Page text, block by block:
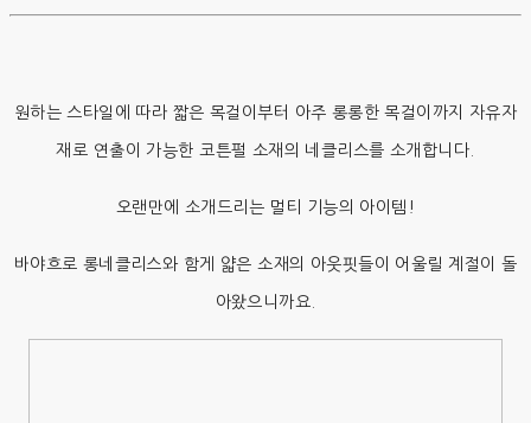
원하는 스타일에 따라 짧은 목걸이부터 아주 롱롱한 목걸이까지 자유자
재로 연출이 가능한 코튼펄 소재의 네클리스를 소개합니다.
오랜만에 소개드리는 멀티 기능의 아이템!
바야흐로 롱네클리스와 함게 얇은 소재의 아웃핏들이 어울릴 계절이 돌
아왔으니까요.